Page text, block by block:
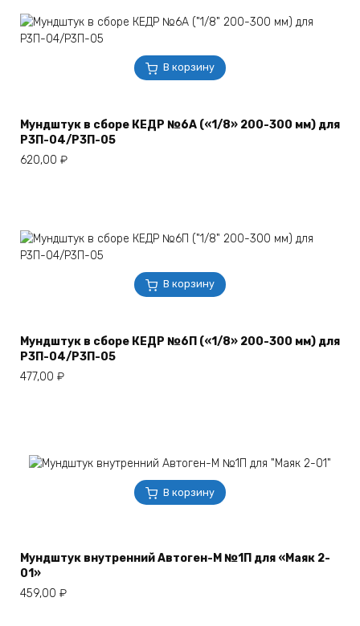
В корзину
Мундштук в сборе КЕДР №6А («1/8» 200-300 мм) для
Р3П-04/Р3П-05
620,00 ₽
В корзину
Мундштук в сборе КЕДР №6П («1/8» 200-300 мм) для
Р3П-04/Р3П-05
477,00 ₽
В корзину
Мундштук внутренний Автоген-М №1П для «Маяк 2-
01»
459,00 ₽